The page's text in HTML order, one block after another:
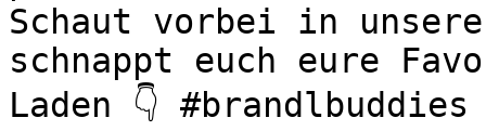
Schaut vorbei in
schnappt euch eure
Laden 👇